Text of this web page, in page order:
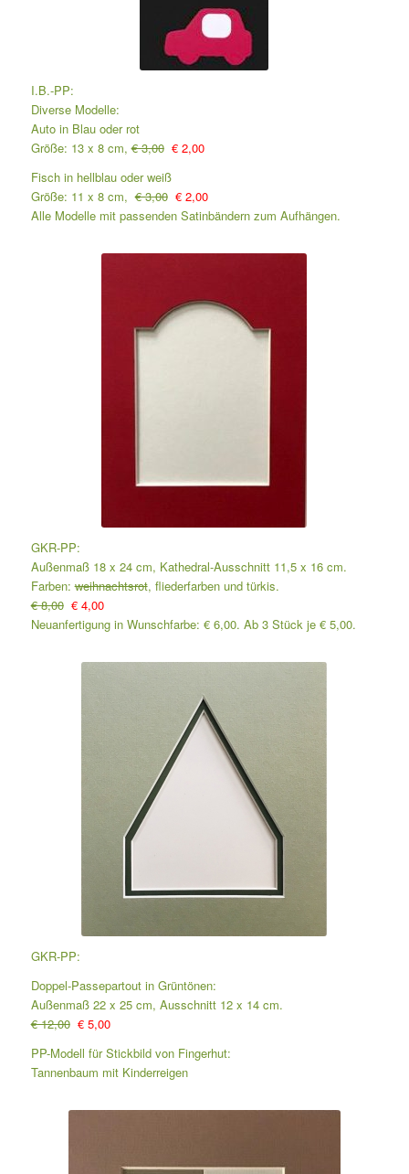
I.B.-PP:
Diverse Modelle:
Auto in Blau oder rot
Größe: 13 x 8 cm,€ 3,00 € 2,00
Fisch in hellblau oder weiß
Größe: 11 x 8 cm,€ 3,00 € 2,00
Alle Modelle mit passenden Satinbändern zum Aufhängen.
GKR-PP:
Außenmaß 18 x 24 cm, Kathedral-Ausschnitt 11,5 x 16 cm.
Farben:weihnachtsrot, fliederfarben und türkis.
€ 8,00 € 4,00
Neuanfertigung in Wunschfarbe: € 6,00. Ab 3 Stück je € 5,00.
GKR-PP:
Doppel-Passepartout in Grüntönen:
Außenmaß 22 x 25 cm, Ausschnitt 12 x 14 cm.
€ 12,00 € 5,00
PP-Modell für Stickbild von Fingerhut:
Tannenbaum mit Kinderreigen